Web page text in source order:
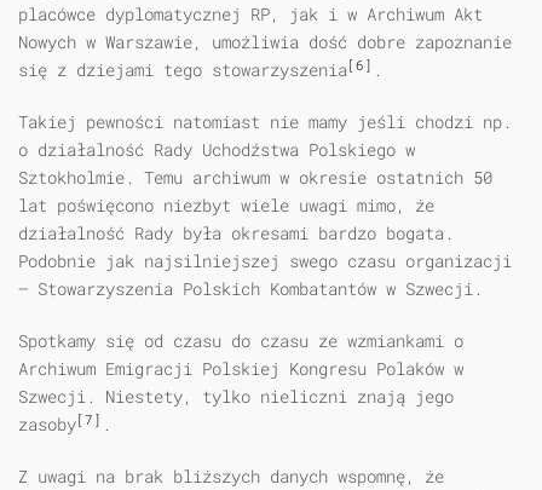
placówce dyplomatycznej RP, jak i w Archiwum Akt
Nowych w Warszawie, umożliwia dość dobre zapoznanie
się z dziejami tego stowarzyszenia[6] .
Takiej pewności natomiast nie mamy jeśli chodzi np.
o działalność Rady Uchodźstwa Polskiego w
Sztokholmie. Temu archiwum w okresie ostatnich 50
lat poświęcono niezbyt wiele uwagi mimo, że
działalność Rady była okresami bardzo bogata.
Podobnie jak najsilniejszej swego czasu organizacji
— Stowarzyszenia Polskich Kombatantów w Szwecji.
Spotkamy się od czasu do czasu ze wzmiankami o
Archiwum Emigracji Polskiej Kongresu Polaków w
Szwecji. Niestety, tylko nieliczni znają jego
zasoby[7] .
Z uwagi na brak bliższych danych wspomnę, że